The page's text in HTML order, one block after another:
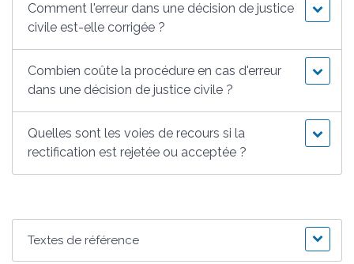
Comment l'erreur dans une décision de justice
civile est-elle corrigée ?
Combien coûte la procédure en cas d'erreur
dans une décision de justice civile ?
Quelles sont les voies de recours si la
rectification est rejetée ou acceptée ?
Textes de référence